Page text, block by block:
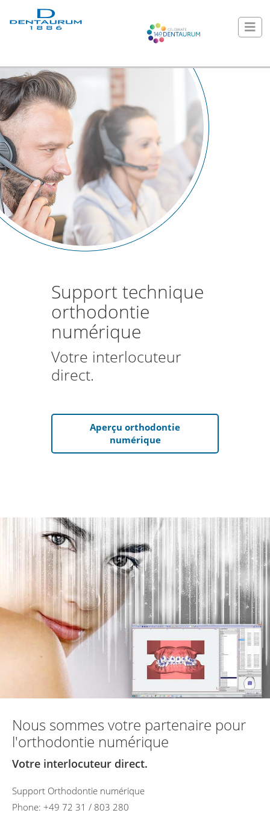
Support technique
orthodontie
numérique
Votre interlocuteur
direct.
Aperçu orthodontie
numérique
Nous sommes votre partenaire pour
l'orthodontie numérique
Votre interlocuteur direct.
Support Orthodontie numérique
Phone: +49 72 31 / 803 280